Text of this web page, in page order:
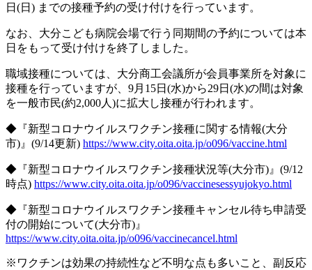
日 (日 ) までの接種予約の受け付けを行っています。
なお、大分こども病院会場で行う同期間の予約については本
日をもって受け付けを終了しました。
職域接種については、大分商工会議所が会員事業所を対象に
接種を行っていますが、 9月 15日 (水)から29日 (水)の間は対象
を一般市民(約2,000人 )に拡大し接種が行われます。
◆『新型コロナウイルスワクチン接種に関する情報(大分
市) 』 (9/14更新) https://www.city.oita.oita.jp/o096/vaccine.html
◆『新型コロナウイルスワクチン接種状況等(大分市) 』 (9/12
時点) https://www.city.oita.oita.jp/o096/vaccinesessyujokyo.html
◆『新型コロナウイルスワクチン接種キャンセル待ち申請受
付の開始について(大分市) 』
https://www.city.oita.oita.jp/o096/vaccinecancel.html
※ ワクチンは効果の持続性など不明な点も多いこと、副反応